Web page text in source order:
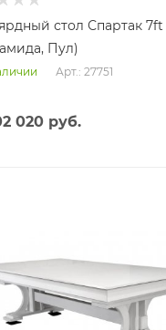
стол Спартак 7ft
Пул)
Арт.: 27751
020 руб.